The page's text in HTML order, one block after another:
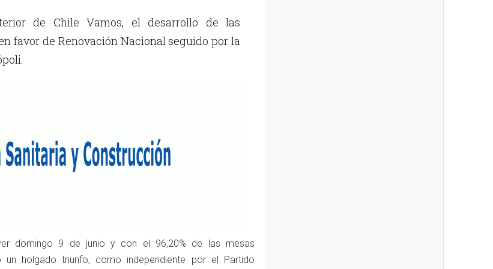
de Chile Vamos, el desarrollo de las
favor de Renovación Nacional seguido por la
domingo 9 de junio y con el 96,20% de las mesas
un holgado triunfo, como independiente por el Partido